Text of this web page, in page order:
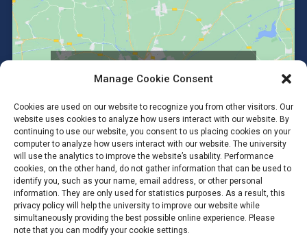
Manage Cookie Consent
Cookies are used on our website to recognize you from other visitors. Our
website uses cookies to analyze how users interact with our website. By
continuing to use our website, you consent to us placing cookies on your
computer to analyze how users interact with our website. The university
will use the analytics to improve the website’s usability. Performance
cookies, on the other hand, do not gather information that can be used to
identify you, such as your name, email address, or other personal
information. They are only used for statistics purposes. As a result, this
privacy policy will help the university to improve our website while
simultaneously providing the best possible online experience. Please
note that you can modify your cookie settings.
enable this content